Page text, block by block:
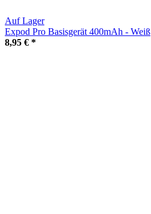
Auf Lager
Expod Pro Basisgerät 400mAh - Weiß
8,95 € *